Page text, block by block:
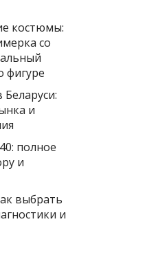
костюмы:
со
фигуре
и
полное
и
выбрать
и